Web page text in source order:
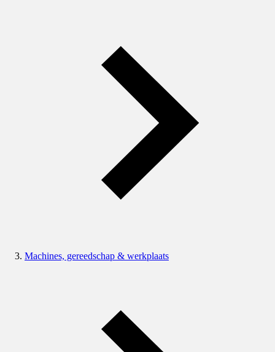
Machines, gereedschap & werkplaats